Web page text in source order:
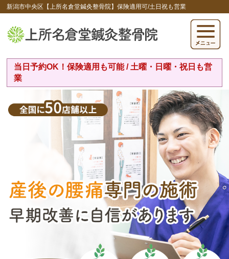
新潟市中央区【上所名倉堂鍼灸整骨院】保険適用可/土日祝も営業
当日予約OK！保険適用も可能 / 土曜・日曜・祝日も営
業